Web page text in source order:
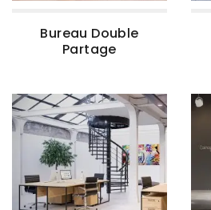
Bureau Double
Partage